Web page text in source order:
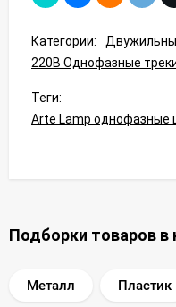
Категории:
220В Однофазные
Теги:
Arte Lamp однофазные
Подборки товаров в
Металл Пластик